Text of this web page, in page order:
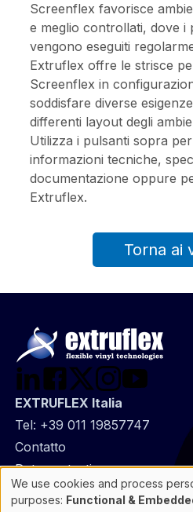
Screenflex favorisce
e meglio controllati, dove i
vengono eseguiti
Extruflex offre le strisce
Screenflex in
soddisfare diverse
differenti layout degli
Utilizza i pulsanti sopra
informazioni tecniche,
documentazione oppure
Extruflex.
Torna ai
EXTRUFLEX Italia
Tel: +39 011 19857747
@
Footer
infos
Contatto
Data protection
General Information
Use
of
We use cookies and process
purposes: Functional &